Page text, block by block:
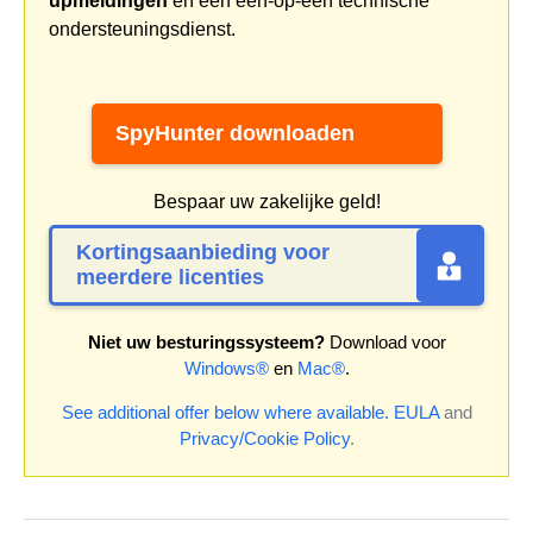
ondersteuningsdienst.
SpyHunter downloaden
Bespaar uw zakelijke geld!
Kortingsaanbieding voor
meerdere licenties
Niet uw besturingssysteem?Download voor
Windows®en Mac®.
See additional offer below where available. EULAand
Privacy/Cookie Policy.